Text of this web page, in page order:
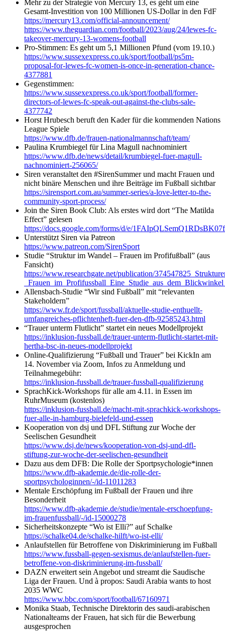
Mehr zu der Strategie von Mercury 13, es geht um eine
Gesamt-Investition von 100 Millionen US-Dollar in den FdF
https://mercury13.com/official-announcement/
https://www.theguardian.com/football/2023/aug/24/lewes-fc-
takeover-mercury-13-womens-football
Pro-Stimmen: Es geht um 5,1 Millionen Pfund (vom 19.10.)
https://www.sussexexpress.co.uk/sport/football/ps5m-
proposal-for-lewes-fc-women-is-once-in-generation-chance-
4377881
Gegenstimmen:
https://www.sussexexpress.co.uk/sport/football/former-
directors-of-lewes-fc-speak-out-against-the-clubs-sale-
4377742
Horst Hrubesch beruft den Kader für die kommenden Nations
League Spiele
https://www.dfb.de/frauen-nationalmannschaft/team/
Paulina Krumbiegel für Lina Magull nachnominiert
https://www.dfb.de/news/detail/krumbiegel-fuer-magull-
nachnominiert-256065/
Siren veranstaltet den #SirenSummer und macht Frauen und
nicht binäre Menschen und ihre Beiträge im Fußball sichtbar
https://sirensport.com.au/summer-series/a-love-letter-to-the-
community-sport-process/
Join the Siren Book Club: Als erstes wird dort “The Matilda
Effect” gelesen
https://docs.google.com/forms/d/e/
Unterstützt Siren via Patreon
https://www.patreon.com/SirenSport
Studie “Struktur im Wandel – Frauen im Profifußball” (aus
Fansicht)
https://www.researchgate.net/publication/
Allensbach-Studie “Wir sind Fußball” mit “relevanten
Stakeholdern”
https://www.fr.de/sport/fussball/aktuelle-studie-enthuellt-
umfangreiches-pflichtenheft-fuer-den-dfb-92585243.html
“Trauer unterm Flutlicht” startet ein neues Modellprojekt
https://inklusion-fussball.de/trauer-unterm-flutlicht-startet-mit-
hertha-bsc-in-neues-modellprojekt
Online-Qualifizierung “Fußball und Trauer” bei KickIn am
14. November via Zoom, Infos zu Anmeldung und
Teilnahmegebühr:
https://inklusion-fussball.de/trauer-fussball-qualifizierung
SprachKick-Workshops für alle am 4.11. in Essen im
RuhrMuseum (kostenlos)
https://inklusion-fussball.de/macht-mit-sprachkick-workshops-
fuer-alle-in-hamburg-bielefeld-und-essen
Kooperation von dsj und DFL Stiftung zur Woche der
Seelischen Gesundheit
https://www.dsj.de/news/kooperation-von-dsj-und-dfl-
stiftung-zur-woche-der-seelischen-gesundheit
Dazu aus dem DFB: Die Rolle der Sportpsychologie*innen
https://www.dfb-akademie.de/die-rolle-der-
sportpsychologinnen/-/id-11011283
Mentale Erschöpfung im Fußball der Frauen und ihre
Besonderheit
https://www.dfb-akademie.de/studie/mentale-erschoepfung-
im-frauenfussball/-/id-15000278
Sicherheitskonzepte “Wo ist Elli?” auf Schalke
https://schalke04.de/schalke-hilft/wo-ist-elli/
Anlaufstellen für Betroffene von Diskriminierung im Fußball
https://www.fussball-gegen-sexismus.de/anlaufstellen-fuer-
betroffene-von-diskriminierung-im-fussball/
DAZN erweitert sein Angebot und streamt die Saudische
Liga der Frauen. Und à propos: Saudi Arabia wants to host
2035 WWC
https://www.bbc.com/sport/football/67160971
Monika Staab, Technische Direktorin des saudi-arabischen
Nationalteams der Frauen, hat sich für die Bewerbung
ausgesprochen